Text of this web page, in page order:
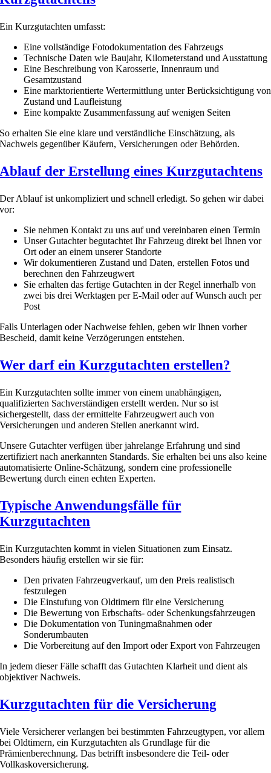
Ein Kurzgutachten umfasst:
Eine vollständige Fotodokumentation des Fahrzeugs
Technische Daten wie Baujahr, Kilometerstand und Ausstattung
Eine Beschreibung von Karosserie, Innenraum und
Gesamtzustand
Eine marktorientierte Wertermittlung unter Berücksichtigung von
Zustand und Laufleistung
Eine kompakte Zusammenfassung auf wenigen Seiten
So erhalten Sie eine klare und verständliche Einschätzung, als
Nachweis gegenüber Käufern, Versicherungen oder Behörden.
Ablauf der Erstellung eines Kurzgutachtens
Der Ablauf ist unkompliziert und schnell erledigt. So gehen wir dabei
vor:
Sie nehmen Kontakt zu uns auf und vereinbaren einen Termin
Unser Gutachter begutachtet Ihr Fahrzeug direkt bei Ihnen vor
Ort oder an einem unserer Standorte
Wir dokumentieren Zustand und Daten, erstellen Fotos und
berechnen den Fahrzeugwert
Sie erhalten das fertige Gutachten in der Regel innerhalb von
zwei bis drei Werktagen per E-Mail oder auf Wunsch auch per
Post
Falls Unterlagen oder Nachweise fehlen, geben wir Ihnen vorher
Bescheid, damit keine Verzögerungen entstehen.
Wer darf ein Kurzgutachten erstellen?
Ein Kurzgutachten sollte immer von einem unabhängigen,
qualifizierten Sachverständigen erstellt werden. Nur so ist
sichergestellt, dass der ermittelte Fahrzeugwert auch von
Versicherungen und anderen Stellen anerkannt wird.
Unsere Gutachter verfügen über jahrelange Erfahrung und sind
zertifiziert nach anerkannten Standards. Sie erhalten bei uns also keine
automatisierte Online-Schätzung, sondern eine professionelle
Bewertung durch einen echten Experten.
Typische Anwendungsfälle für
Kurzgutachten
Ein Kurzgutachten kommt in vielen Situationen zum Einsatz.
Besonders häufig erstellen wir sie für:
Den privaten Fahrzeugverkauf, um den Preis realistisch
festzulegen
Die Einstufung von Oldtimern für eine Versicherung
Die Bewertung von Erbschafts- oder Schenkungsfahrzeugen
Die Dokumentation von Tuningmaßnahmen oder
Sonderumbauten
Die Vorbereitung auf den Import oder Export von Fahrzeugen
In jedem dieser Fälle schafft das Gutachten Klarheit und dient als
objektiver Nachweis.
Kurzgutachten für die Versicherung
Viele Versicherer verlangen bei bestimmten Fahrzeugtypen, vor allem
bei Oldtimern, ein Kurzgutachten als Grundlage für die
Prämienberechnung. Das betrifft insbesondere die Teil- oder
Vollkaskoversicherung.